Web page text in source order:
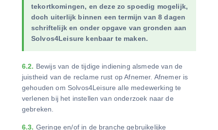
tekortkomingen, en deze zo spoedig mogelijk,
doch uiterlijk binnen een termijn van 8 dagen
schriftelijk en onder opgave van gronden aan
Solvos4Leisure kenbaar te maken.
6.2. Bewijs van de tijdige indiening alsmede van de
juistheid van de reclame rust op Afnemer. Afnemer is
gehouden om Solvos4Leisure alle medewerking te
verlenen bij het instellen van onderzoek naar de
gebreken.
6.3. Geringe en/of in de branche gebruikelijke